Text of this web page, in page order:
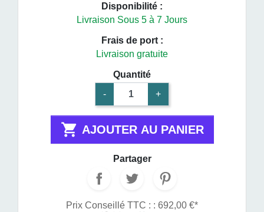
Disponibilité :
Livraison Sous 5 à 7 Jours
Frais de port :
Livraison gratuite
Quantité
-
+
 AJOUTER AU PANIER
Partager
Prix Conseillé TTC : : 692,00 €*